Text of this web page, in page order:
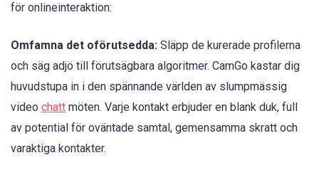
för onlineinteraktion:
Omfamna det oförutsedda: Släpp de kurerade profilerna
och säg adjö till förutsägbara algoritmer. CamGo kastar dig
huvudstupa in i den spännande världen av slumpmässig
video chatt möten. Varje kontakt erbjuder en blank duk, full
av potential för oväntade samtal, gemensamma skratt och
varaktiga kontakter.